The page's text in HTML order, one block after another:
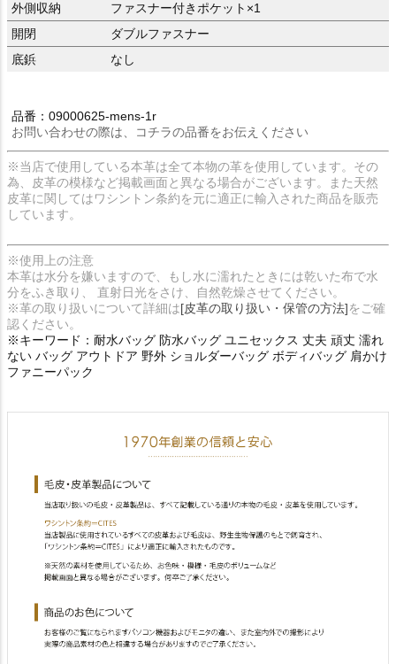
外側収納
ファスナー付きポケット×1
開閉
ダブルファスナー
底鋲
なし
品番：09000625-mens-1r
お問い合わせの際は、コチラの品番をお伝えください
※当店で使用している本革は全て本物の革を使用しています。その
為、皮革の模様など掲載画面と異なる場合がございます。また天然
皮革に関してはワシントン条約を元に適正に輸入された商品を販売
しています。
※使用上の注意
本革は水分を嫌いますので、もし水に濡れたときには乾いた布で水
分をふき取り、 直射日光をさけ、自然乾燥させてください。
※革の取り扱いについて詳細は[皮革の取り扱い・保管の方法]をご確
認ください。
※キーワード：耐水バッグ 防水バッグ ユニセックス 丈夫 頑丈 濡れ
ない バッグ アウトドア 野外 ショルダーバッグ ボディバッグ 肩かけ
ファニーパック